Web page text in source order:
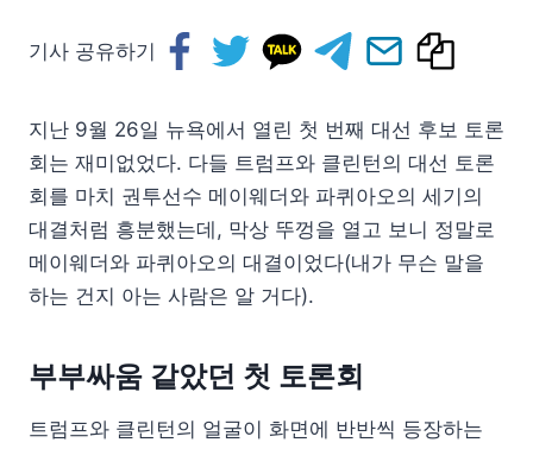
기사 공유하기
지난 9월 26일 뉴욕에서 열린 첫 번째 대선 후보 토론
회는 재미없었다. 다들 트럼프와 클린턴의 대선 토론
회를 마치 권투선수 메이웨더와 파퀴아오의 세기의
대결처럼 흥분했는데, 막상 뚜껑을 열고 보니 정말로
메이웨더와 파퀴아오의 대결이었다(내가 무슨 말을
하는 건지 아는 사람은 알 거다).
부부싸움 같았던 첫 토론회
트럼프와 클린턴의 얼굴이 화면에 반반씩 등장하는